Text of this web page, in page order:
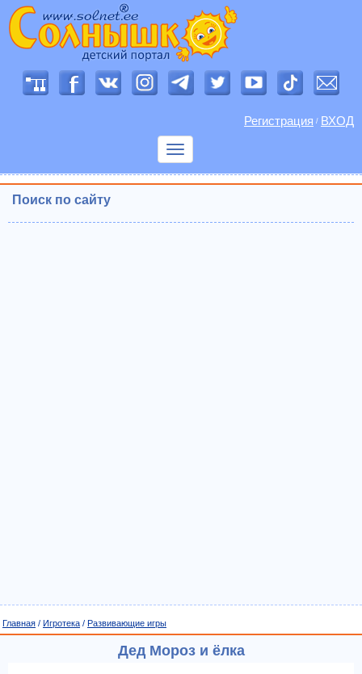
Регистрация / ВХОД
Показать
Поиск по сайту
Главная / Игротека / Развивающие игры
Дед Мороз и ёлка